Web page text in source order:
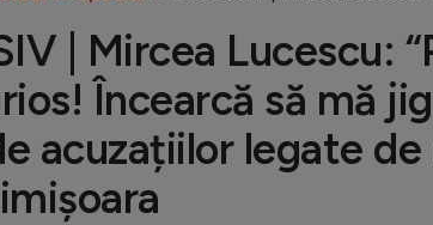
| Mircea Lucescu:
Încearcă să mă
acuzațiilor legate